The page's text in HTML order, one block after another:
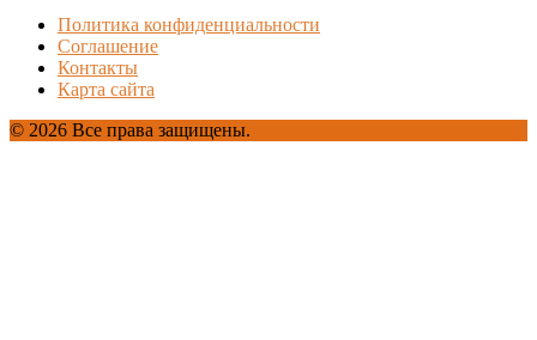
Политика конфиденциальности
Соглашение
Контакты
Карта сайта
© 2026 Все права защищены.